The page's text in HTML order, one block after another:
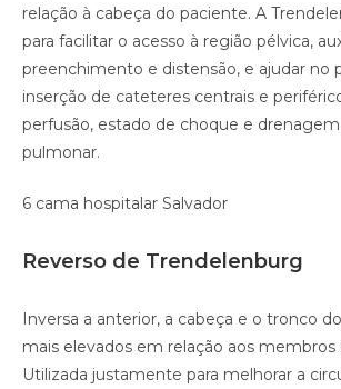
relação à cabeça do paciente. A
para facilitar o acesso à região pélvica,
preenchimento e distensão, e ajudar no
inserção de cateteres centrais e
perfusão, estado de choque e
pulmonar.
6 cama hospitalar Salvador
Reverso de Trendelenburg
Inversa a anterior, a cabeça e o tronco
mais elevados em relação aos membros
Utilizada justamente para melhorar a